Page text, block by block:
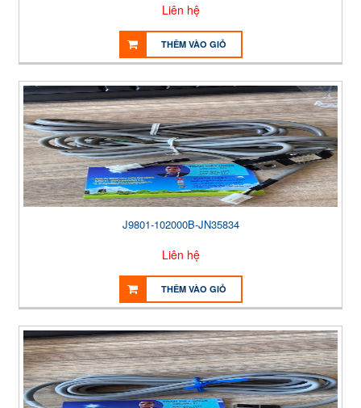
Liên hệ
THÊM VÀO GIỎ
J9801-102000B-JN35834
Liên hệ
THÊM VÀO GIỎ